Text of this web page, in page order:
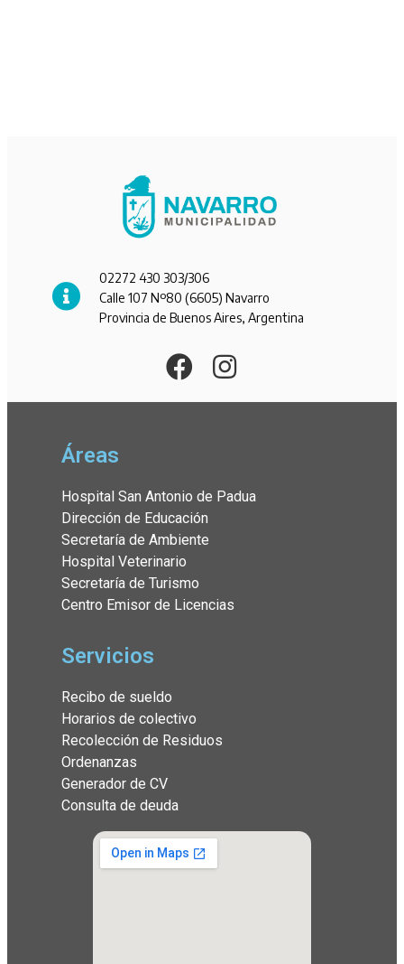
02272 430 303/306
Calle 107 Nº80 (6605) Navarro
Provincia de Buenos Aires, Argentina
Áreas
Hospital San Antonio de Padua
Dirección de Educación
Secretaría de Ambiente
Hospital Veterinario
Secretaría de Turismo
Centro Emisor de Licencias
Servicios
Recibo de sueldo
Horarios de colectivo
Recolección de Residuos
Ordenanzas
Generador de CV
Consulta de deuda